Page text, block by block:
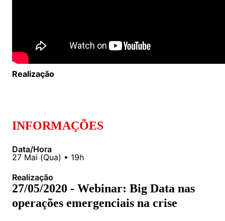
Realização
INFORMAÇÕES
Data/Hora
27 Mai (Qua) • 19h
Realização
27/05/2020 - Webinar: Big Data nas
operações emergenciais na crise